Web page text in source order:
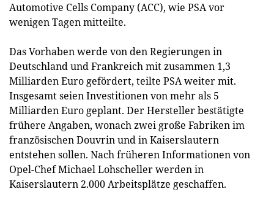
Automotive Cells Company (ACC), wie PSA vor
wenigen Tagen mitteilte.
Das Vorhaben werde von den Regierungen in
Deutschland und Frankreich mit zusammen 1,3
Milliarden Euro gefördert, teilte PSA weiter mit.
Insgesamt seien Investitionen von mehr als 5
Milliarden Euro geplant. Der Hersteller bestätigte
frühere Angaben, wonach zwei große Fabriken im
französischen Douvrin und in Kaiserslautern
entstehen sollen. Nach früheren Informationen von
Opel-Chef Michael Lohscheller werden in
Kaiserslautern 2.000 Arbeitsplätze geschaffen.